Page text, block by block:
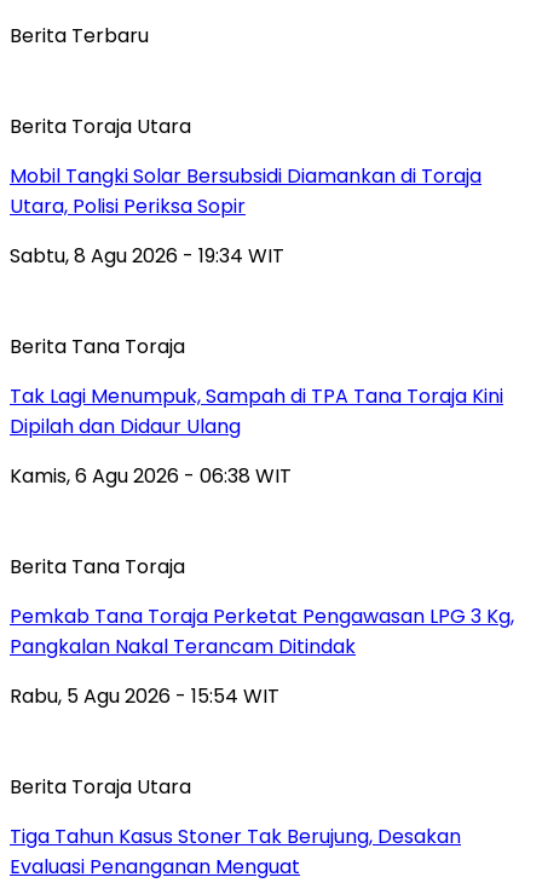
Berita Terbaru
Berita Toraja Utara
Mobil Tangki Solar Bersubsidi Diamankan di Toraja
Utara, Polisi Periksa Sopir
Sabtu, 8 Agu 2026 - 19:34 WIT
Berita Tana Toraja
Tak Lagi Menumpuk, Sampah di TPA Tana Toraja Kini
Dipilah dan Didaur Ulang
Kamis, 6 Agu 2026 - 06:38 WIT
Berita Tana Toraja
Pemkab Tana Toraja Perketat Pengawasan LPG 3 Kg,
Pangkalan Nakal Terancam Ditindak
Rabu, 5 Agu 2026 - 15:54 WIT
Berita Toraja Utara
Tiga Tahun Kasus Stoner Tak Berujung, Desakan
Evaluasi Penanganan Menguat